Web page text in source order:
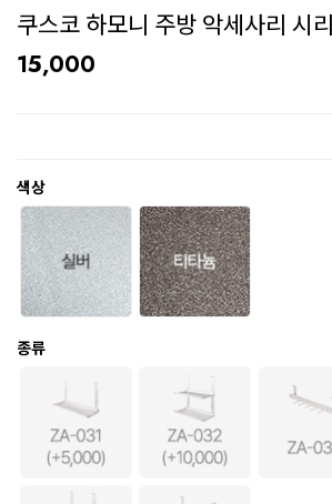
쿠스코 하모니 주방 악세사리 시
15,000
색상
종류